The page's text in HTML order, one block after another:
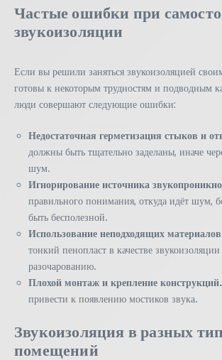
Частые ошибки при
звукоизоляции
Если вы решили заняться звукоизоляцией
готовы к некоторым трудностям и подводным
люди совершают следующие ошибки:
Недостаточная герметизация стыков и
должны быть тщательно заделаны, иначе
шум.
Игнорирование источника
правильного понимания, откуда идёт шум,
быть бесполезной.
Использование неподходящих
тонкий пенопласт в качестве
разочарованию.
Плохой монтаж и крепление конструкций.
привести к появлению мостиков звука.
Звукоизоляция в разных
помещений